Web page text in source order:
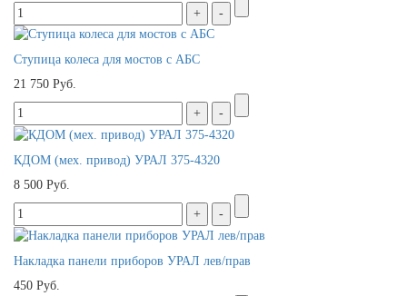
Ступица колеса для мостов с АБС
21 750 Руб.
КДОМ (мех. привод) УРАЛ 375-4320
8 500 Руб.
Накладка панели приборов УРАЛ лев/прав
450 Руб.